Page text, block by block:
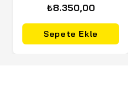
₺8.350,00
Sepete Ekle